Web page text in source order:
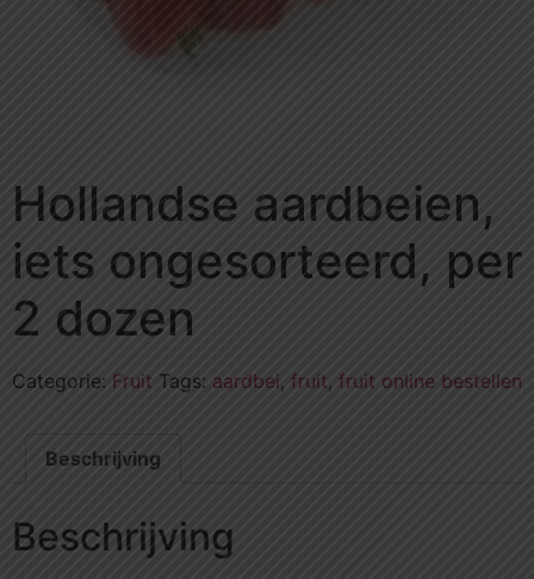
Hollandse aardbeien,
iets ongesorteerd, per
2 dozen
Categorie: Fruit Tags: aardbei, fruit, fruit online bestellen
Beschrijving
Beschrijving